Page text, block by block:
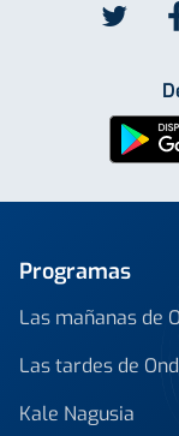
Programas
Las mañanas de
Las tardes de
Kale Nagusia